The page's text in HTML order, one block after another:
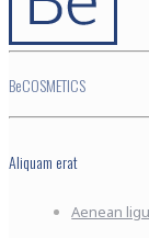
BeCOSMETICS
Aliquam erat
Aenean